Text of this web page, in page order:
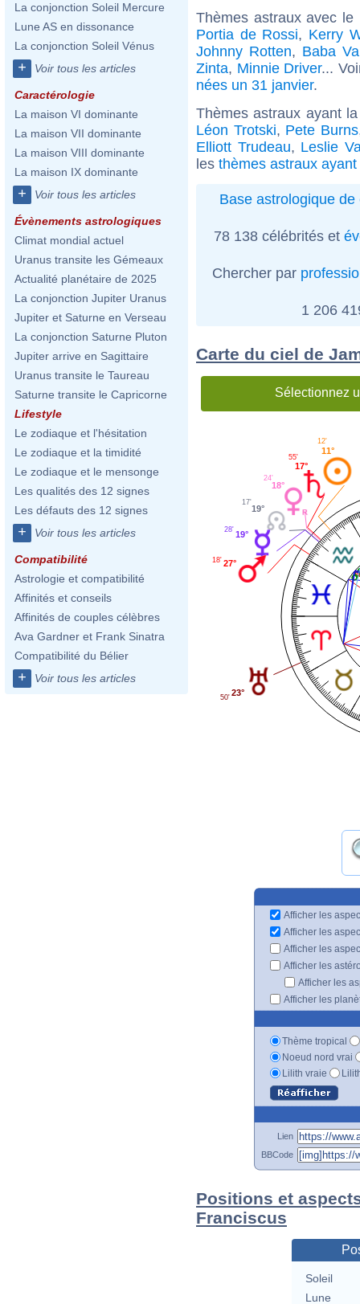
La conjonction Soleil Mercure
Lune AS en dissonance
La conjonction Soleil Vénus
+ Voir tous les articles
Caractérologie
La maison VI dominante
La maison VII dominante
La maison VIII dominante
La maison IX dominante
+ Voir tous les articles
Évènements astrologiques
Climat mondial actuel
Uranus transite les Gémeaux
Actualité planétaire de 2025
La conjonction Jupiter Uranus
Jupiter et Saturne en Verseau
La conjonction Saturne Pluton
Jupiter arrive en Sagittaire
Uranus transite le Taureau
Saturne transite le Capricorne
Lifestyle
Le zodiaque et l'hésitation
Le zodiaque et la timidité
Le zodiaque et le mensonge
Les qualités des 12 signes
Les défauts des 12 signes
+ Voir tous les articles
Compatibilité
Astrologie et compatibilité
Affinités et conseils
Affinités de couples célèbres
Ava Gardner et Frank Sinatra
Compatibilité du Bélier
+ Voir tous les articles
Thèmes astraux avec
Portia de Rossi, Kerry
Johnny Rotten, Baba
Zinta, Minnie Driver...
nées un 31 janvier.
Thèmes astraux ayant
Léon Trotski, Pete Burns
Elliott Trudeau, Leslie
les thèmes astraux
Base astrologique de
78 138 célébrités et
Chercher par
1 206
Carte du ciel de
Sélectionnez
11°
12'
17°
55'
18°
24'
19°
17'
19°
28'
27°
18'
23°
50'
Afficher les
Afficher les
Afficher les
Afficher les
Afficher les
Afficher les
Thème tropical
Noeud nord vrai
Lilith vraie
Lien
BBCode
Positions et
Franciscus
Soleil
Lune